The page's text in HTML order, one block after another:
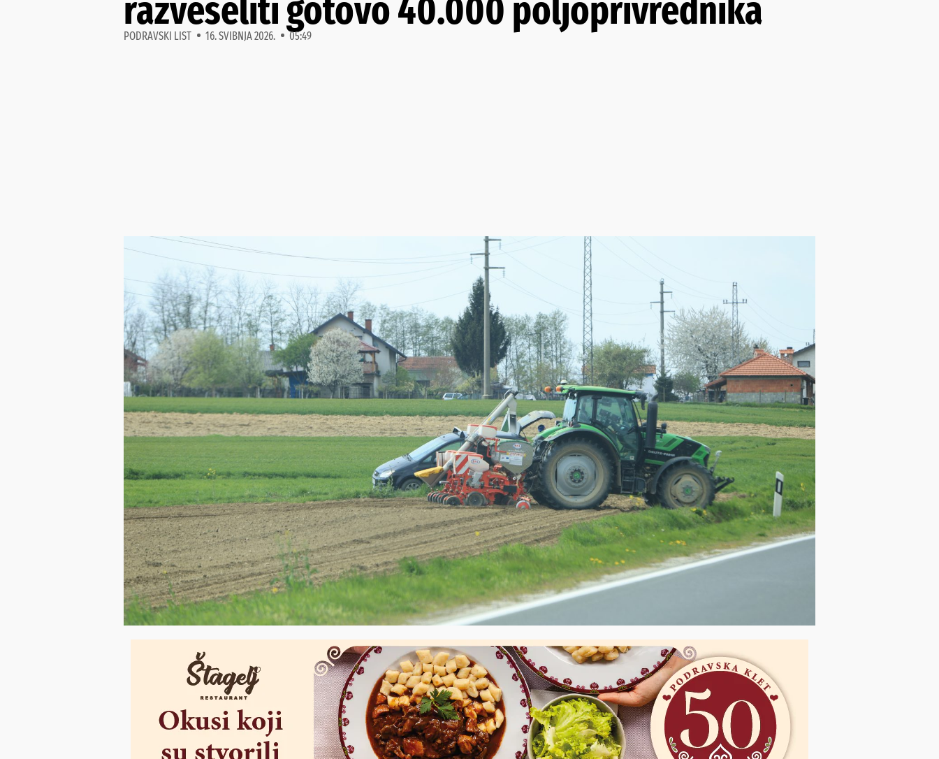
razveseliti gotovo 40.000 poljoprivrednika
PODRAVSKI LIST 16. SVIBNJA 2026. 05:49